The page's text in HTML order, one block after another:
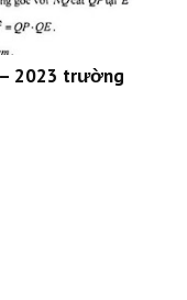
– 2023 trường